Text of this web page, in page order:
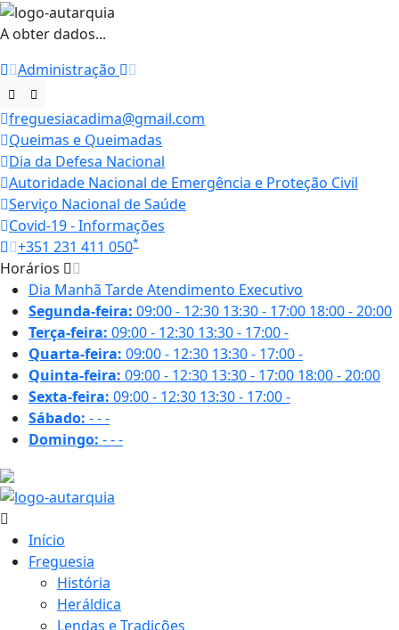
A obter dados...
Administração
freguesiacadima@gmail.com
Queimas e Queimadas
Dia da Defesa Nacional
Autoridade Nacional de Emergência e Proteção Civil
Serviço Nacional de Saúde
Covid-19 - Informações
+351 231 411 050*
Horários
Dia Manhã TardeAtendimento Executivo
Segunda-feira: 09:00 - 12:30 13:30 - 17:00 18:00 - 20:00
Terça-feira: 09:00 - 12:30 13:30 - 17:00-
Quarta-feira: 09:00 - 12:30 13:30 - 17:00-
Quinta-feira: 09:00 - 12:30 13:30 - 17:00 18:00 - 20:00
Sexta-feira: 09:00 - 12:30 13:30 - 17:00-
Sábado: ---
Domingo: ---
Início
Freguesia
História
Heráldica
Lendas e Tradições